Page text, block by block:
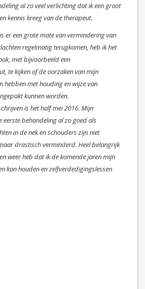
al zo veel verlichting dat ik een groot
kennis kreeg van de therapeut.
er een grote mate van vermindering van
regelmatig terugkomen, heb ik het
met bijvoorbeeld een
te kijken of de oorzaken van mijn
hebben met houding en wijze van
kunnen worden.
is het half mei 2016. Mijn
eerste behandeling al zo goed als
in de nek en schouders zijn niet
drastisch verminderd. Heel belangrijk
weer heb dat ik de komende jaren mijn
kan houden en zelfverdedigingslessen